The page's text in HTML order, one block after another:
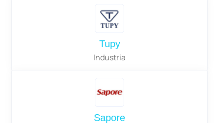
Tupy
Industria
Sapore